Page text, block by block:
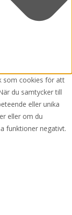
som cookies för att
du samtycker till
eller unika
eller om du
funktioner negativt.